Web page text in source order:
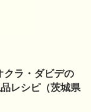
クラ・ダビデの
レシピ（茨城県